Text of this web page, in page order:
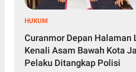
HUKUM
Curanmor Depan Halaman
Kenali Asam Bawah Kota
Pelaku Ditangkap Polisi